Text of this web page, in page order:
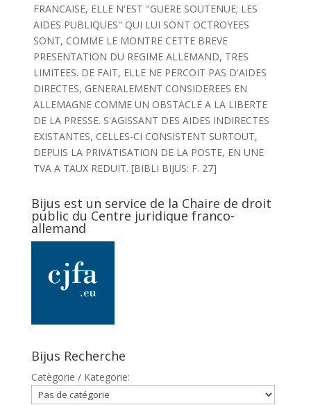
FRANCAISE, ELLE N'EST "GUERE SOUTENUE; LES
AIDES PUBLIQUES" QUI LUI SONT OCTROYEES
SONT, COMME LE MONTRE CETTE BREVE
PRESENTATION DU REGIME ALLEMAND, TRES
LIMITEES. DE FAIT, ELLE NE PERCOIT PAS D'AIDES
DIRECTES, GENERALEMENT CONSIDEREES EN
ALLEMAGNE COMME UN OBSTACLE A LA LIBERTE
DE LA PRESSE. S'AGISSANT DES AIDES INDIRECTES
EXISTANTES, CELLES-CI CONSISTENT SURTOUT,
DEPUIS LA PRIVATISATION DE LA POSTE, EN UNE
TVA A TAUX REDUIT. [BIBLI BIJUS: F. 27]
Bijus est un service de la Chaire de droit
public du Centre juridique franco-
allemand
Bijus Recherche
Catègorie / Kategorie: